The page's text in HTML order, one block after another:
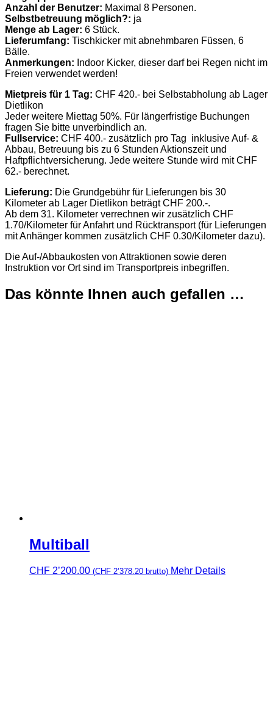
Anzahl der Benutzer: Maximal 8 Personen.
Selbstbetreuung möglich?: ja
Menge ab Lager: 6 Stück.
Lieferumfang: Tischkicker mit abnehmbaren Füssen, 6
Bälle.
Anmerkungen: Indoor Kicker, dieser darf bei Regen nicht im
Freien verwendet werden!
Mietpreis für 1 Tag: CHF 420.- bei Selbstabholung ab Lager
Dietlikon
Jeder weitere Miettag 50%. Für längerfristige Buchungen
fragen Sie bitte unverbindlich an.
Fullservice: CHF 400.- zusätzlich pro Tag inklusive Auf- &
Abbau, Betreuung bis zu 6 Stunden Aktionszeit und
Haftpflichtversicherung. Jede weitere Stunde wird mit CHF
62.- berechnet.
Lieferung: Die Grundgebühr für Lieferungen bis 30
Kilometer ab Lager Dietlikon beträgt CHF 200.-.
Ab dem 31. Kilometer verrechnen wir zusätzlich CHF
1.70/Kilometer für Anfahrt und Rücktransport (für Lieferungen
mit Anhänger kommen zusätzlich CHF 0.30/Kilometer dazu).
Die Auf-/Abbaukosten von Attraktionen sowie deren
Instruktion vor Ort sind im Transportpreis inbegriffen.
Das könnte Ihnen auch gefallen …
Multiball
CHF 2’200.00 (CHF 2’378.20 brutto) Mehr Details